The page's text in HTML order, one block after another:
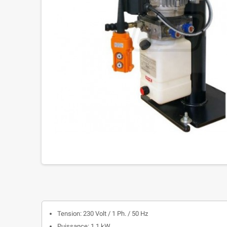
Tension: 230 Volt / 1 Ph. / 50 Hz